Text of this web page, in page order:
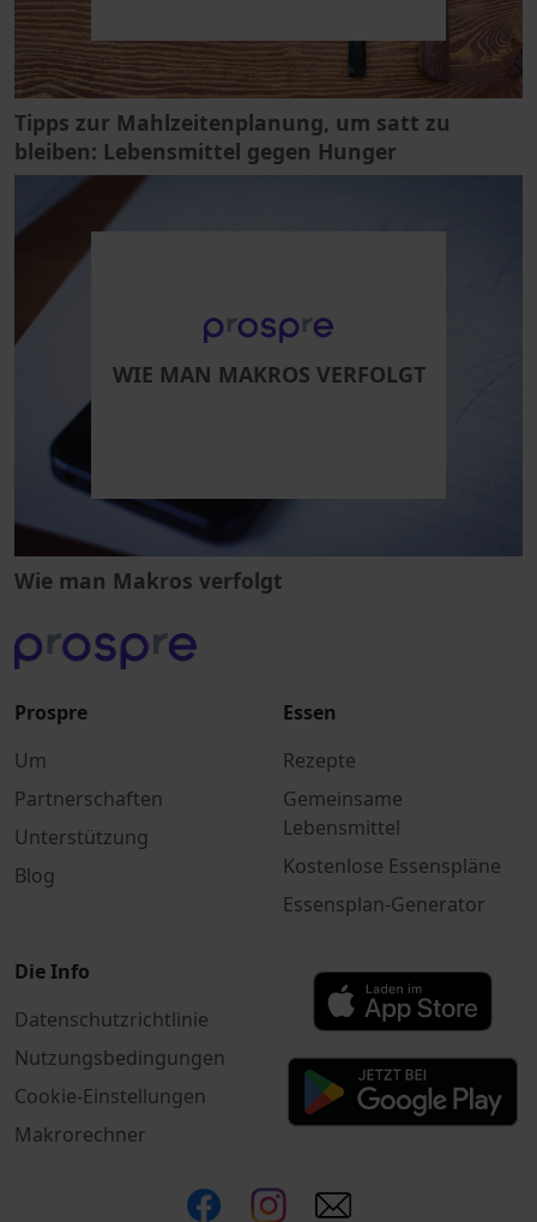
Tipps zur Mahlzeitenplanung, um satt zu
bleiben: Lebensmittel gegen Hunger
WIE MAN MAKROS VERFOLGT
Wie man Makros verfolgt
Prospre
Um
Partnerschaften
Unterstützung
Blog
Essen
Rezepte
Gemeinsame
Lebensmittel
Kostenlose Essenspläne
Essensplan-Generator
Die Info
Datenschutzrichtlinie
Nutzungsbedingungen
Cookie-Einstellungen
Makrorechner